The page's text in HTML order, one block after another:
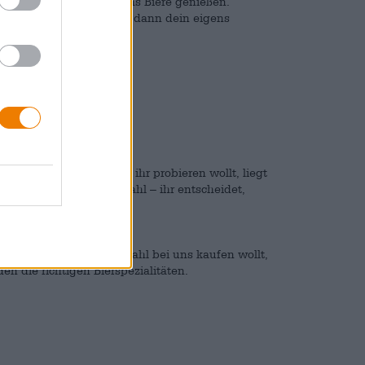
Wochen kannst du dir dann dein eigens
wird. Wie viel Biere ihr probieren wollt, liegt
Bierauswahl – ihr entscheidet,
das Bier eurer Wahl bei uns kaufen wollt,
die richtigen Bierspezialitäten.